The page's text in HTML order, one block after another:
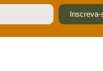
Inscreva-